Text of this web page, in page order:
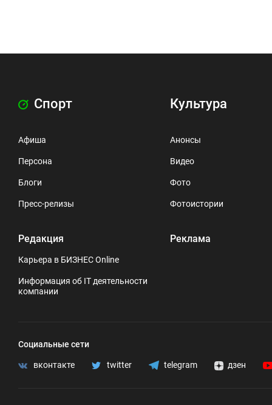
Спорт
Афиша
Персона
Блоги
Пресс-релизы
Редакция
Карьера в БИЗНЕС Online
Информация об IT деятельности
компании
Культура
Анонсы
Видео
Фото
Фотоистории
Реклама
Социальные сети
вконтакте twitter telegram дзен